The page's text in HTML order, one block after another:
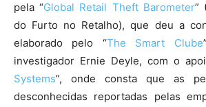
pela “Global Retail Theft Barometer”
do Furto no Retalho), que deu a
elaborado pelo “The Smart Clube
investigador Ernie Deyle, com o
Systems”, onde consta que as
desconhecidas reportadas pelas